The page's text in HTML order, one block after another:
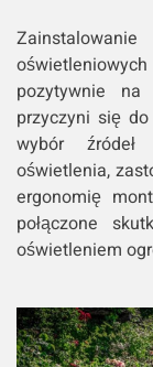
pozytywnie
przyczyni się
wybór źródeł
oświetlenia,
ergonomię
połączone
oświetleniem